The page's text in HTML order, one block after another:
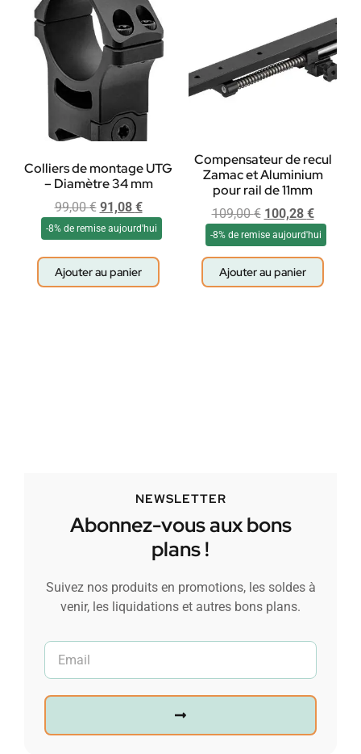
Colliers de montage UTG
– Diamètre 34 mm
99,00€ 91,08 €
-8% de remise aujourd'hui
Ajouter au panier
Compensateur de recul
Zamac et Aluminium
pour rail de 11mm
109,00€ 100,28 €
-8% de remise aujourd'hui
Ajouter au panier
NEWSLETTER
Abonnez-vous aux bons
plans !
Suivez nos produits en promotions, les soldes à
venir, les liquidations et autres bons plans.